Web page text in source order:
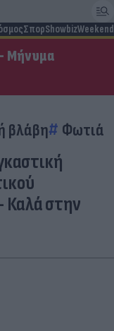
ΣπορShowbizWeekend
Μήνυμα
βλάβη Φωτιά
Καλά στην